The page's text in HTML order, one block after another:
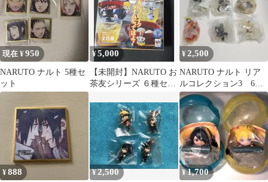
現在 ¥950
NARUTO ナルト 5種セ
ット
¥5,000
​【未開封】NARUTO お
茶友シリーズ ６種セッ
¥2,500
NARUTO ナルト リア
ルコレクション3 6種
コンプリート
¥888 ¥2,500 ¥1,700